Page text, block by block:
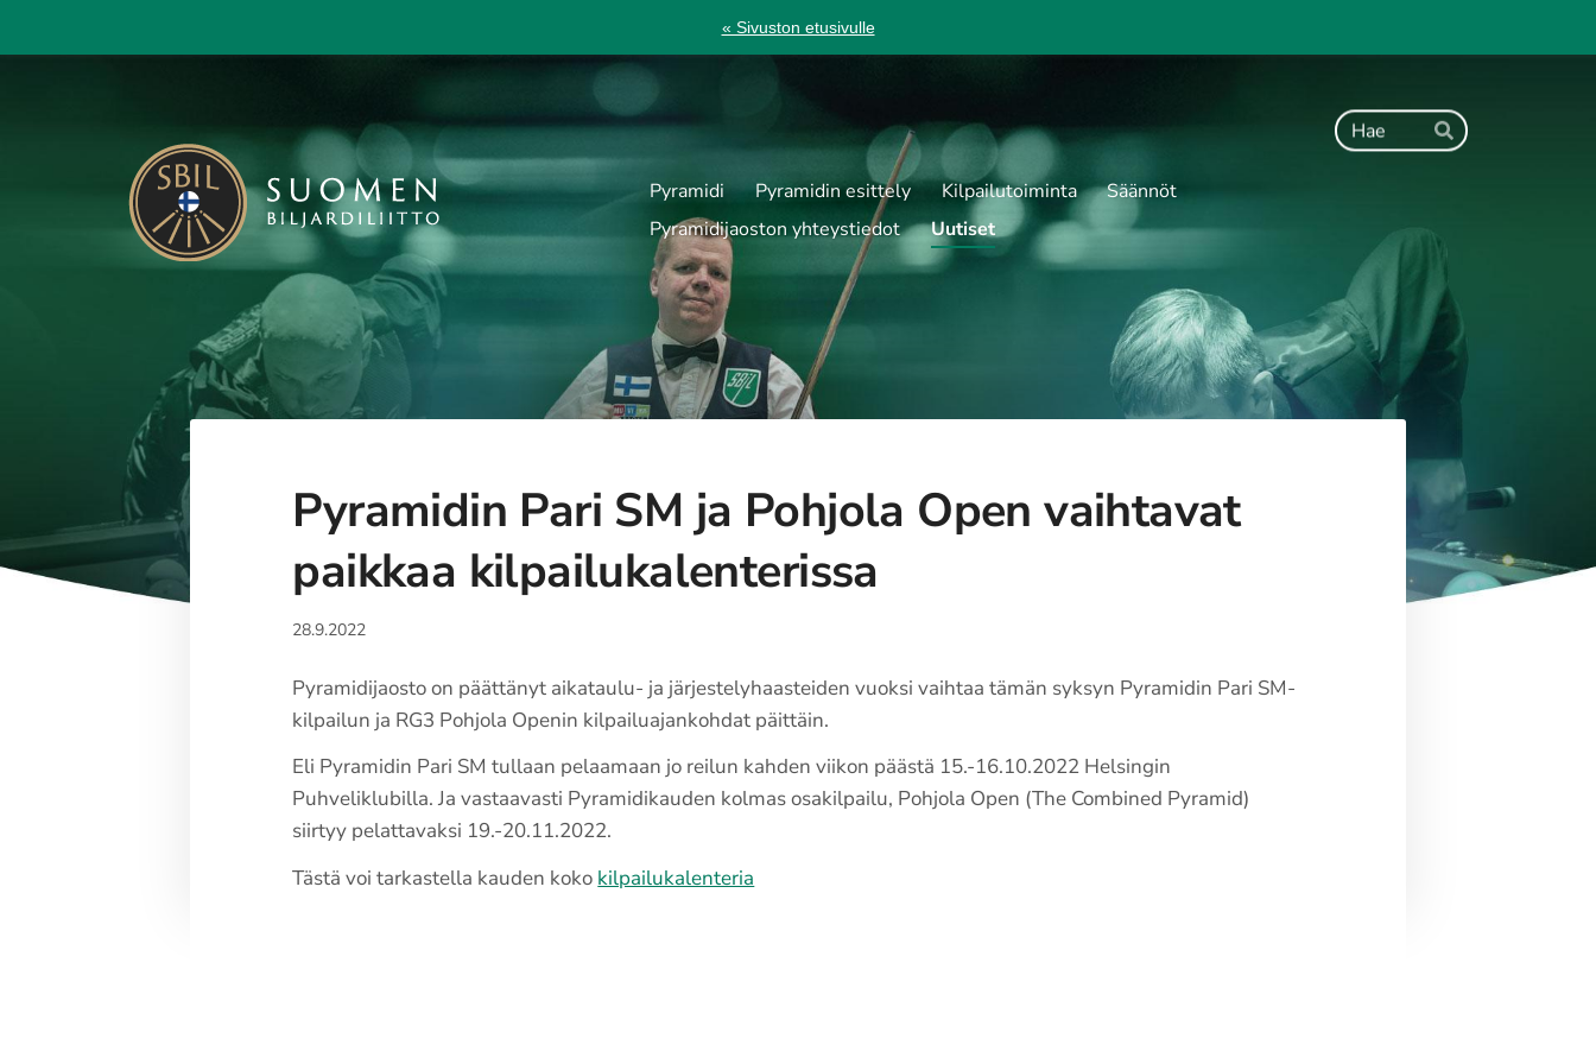
sivun
« Sivuston etusivulle
Haku
Hae
Suomen Biljardiliitto ry
Pyramidi Pyramidin esittely Kilpailutoiminta
Säännöt
Pyramidijaoston yhteystiedot
Uutiset
Pyramidin Pari SM ja Pohjola Open vaihtavat
paikkaa kilpailukalenterissa
28.9.2022
Pyramidijaosto on päättänyt aikataulu- ja järjestelyhaasteiden vuoksi vaihtaa tämän syksyn Pyramidin Pari SM-
kilpailun ja RG3 Pohjola Openin kilpailuajankohdat päittäin.
Eli Pyramidin Pari SM tullaan pelaamaan jo reilun kahden viikon päästä 15.-16.10.2022 Helsingin
Puhveliklubilla. Ja vastaavasti Pyramidikauden kolmas osakilpailu, Pohjola Open (The Combined Pyramid)
siirtyy pelattavaksi 19.-20.11.2022.
Tästä voi tarkastella kauden koko kilpailukalenteria